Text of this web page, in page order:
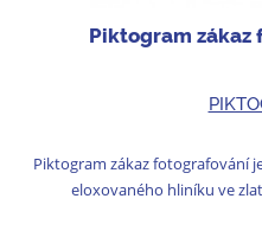
Piktogram
Piktogram zákaz fotografování
eloxovaného hliníku ve